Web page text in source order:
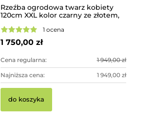
Rzeźba ogrodowa twarz kobiety
120cm XXL kolor czarny ze złotem,
ogrodowa
1 ocena
1 750,00 zł
Cena regularna: 1 949,00 zł
Najniższa cena: 1 949,00 zł
do koszyka